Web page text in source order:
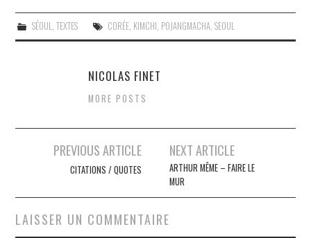
SÉOUL TEXTES CORÉE, KIMCHI POJANGMACHA, SEOUL
NICOLAS FINET
MORE POSTS
Navigation
PREVIOUS ARTICLE
CITATIONS / QUOTES
NEXT ARTICLE
ARTHUR MÊME – FAIRE LE
MUR
LAISSER UN COMMENTAIRE